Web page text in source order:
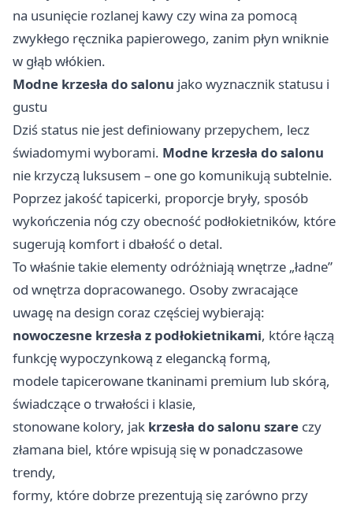
na usunięcie rozlanej kawy czy wina za pomocą
zwykłego ręcznika papierowego, zanim płyn wniknie
w głąb włókien.
Modne krzesła do salonu jako wyznacznik statusu i
gustu
Dziś status nie jest definiowany przepychem, lecz
świadomymi wyborami. Modne krzesła do salonu
nie krzyczą luksusem – one go komunikują subtelnie.
Poprzez jakość tapicerki, proporcje bryły, sposób
wykończenia nóg czy obecność podłokietników, które
sugerują komfort i dbałość o detal.
To właśnie takie elementy odróżniają wnętrze „ładne”
od wnętrza dopracowanego. Osoby zwracające
uwagę na design coraz częściej wybierają:
nowoczesne krzesła z podłokietnikami, które łączą
funkcję wypoczynkową z elegancką formą,
modele tapicerowane tkaninami premium lub skórą,
świadczące o trwałości i klasie,
stonowane kolory, jak krzesła do salonu szare czy
złamana biel, które wpisują się w ponadczasowe
trendy,
formy, które dobrze prezentują się zarówno przy